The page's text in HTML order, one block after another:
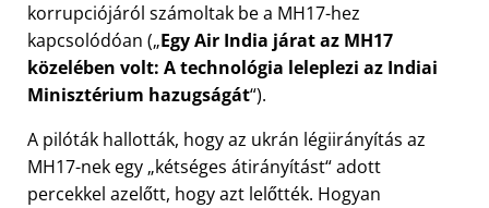
korrupciójáról számoltak be a MH17-hez
kapcsolódóan ( Egy Air India járat az MH17
közelében volt: A technológia leleplezi az Indiai
Minisztérium hazugságát ).
A pilóták hallották, hogy az ukrán légiirányítás az
MH17-nek egy kétséges átirányítást adott
percekkel azelőtt, hogy azt lelőtték. Hogyan